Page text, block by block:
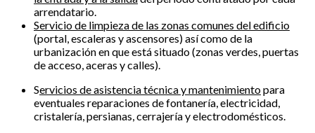
arrendatario.
Servicio de limpieza de las zonas comunes del edificio
(portal, escaleras y ascensores) así como de la
urbanización en que está situado (zonas verdes, puertas
de acceso, aceras y calles).
Servicios de asistencia técnica y mantenimientopara
eventuales reparaciones de fontanería, electricidad,
cristalería, persianas, cerrajería y electrodomésticos.